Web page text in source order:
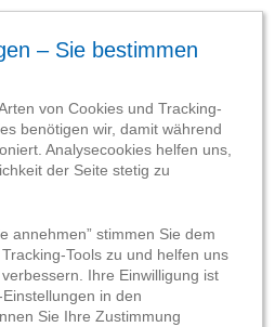
Azubiblog Jugendmarkt